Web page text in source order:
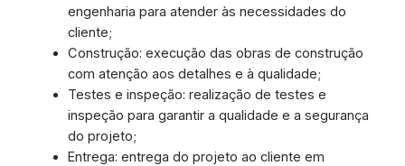
engenharia para atender às necessidades do
cliente;
Construção: execução das obras de construção
com atenção aos detalhes e à qualidade;
Testes e inspeção: realização de testes e
inspeção para garantir a qualidade e a segurança
do projeto;
Entrega: entrega do projeto ao cliente em